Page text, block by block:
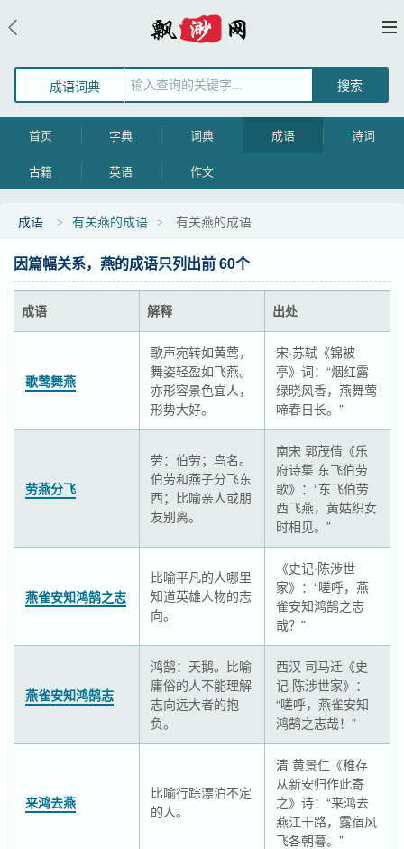
成语词典
首页 字典 词典 成语 诗词
古籍 英语 作文
成语 有关燕的成语 有关燕的成语
因篇幅关系，燕的成语只列出前 60个
成语 解释 出处
歌莺舞燕
歌声宛转如黄莺，
舞姿轻盈如飞燕。
亦形容景色宜人，
形势大好。
宋·苏轼《锦被
亭》词：“烟红露
绿晓风香，燕舞莺
啼春日长。”
劳燕分飞
劳：伯劳；鸟名。
伯劳和燕子分飞东
西；比喻亲人或朋
友别离。
南宋 郭茂倩《乐
府诗集 东飞伯劳
歌》：“东飞伯劳
西飞燕，黄姑织女
时相见。”
燕雀安知鸿鹄之志
比喻平凡的人哪里
知道英雄人物的志
向。
《史记·陈涉世
家》：“嗟呼，燕
雀安知鸿鹄之志
哉？”
燕雀安知鸿鹄志
鸿鹄：天鹅。比喻
庸俗的人不能理解
志向远大者的抱
负。
西汉 司马迁《史
记 陈涉世家》：
“嗟呼，燕雀安知
鸿鹄之志哉！”
来鸿去燕
比喻行踪漂泊不定
的人。
清 黄景仁《稚存
从新安归作此寄
之》诗：“来鸿去
燕江干路，露宿风
飞各朝暮。”